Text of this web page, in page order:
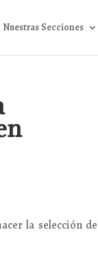
Nuestras Secciones
la selección de